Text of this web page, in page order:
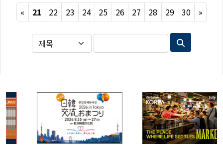
« Previous
21 22 23 24 25 26 27 28 29 30 »Next